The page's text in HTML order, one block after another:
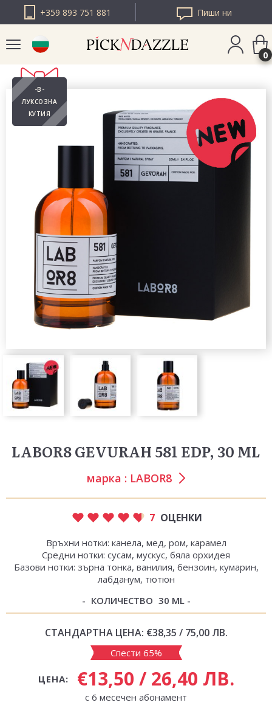
+359 893 751 881 Пиши ни
PICK N DAZZLE
РУМЪНИЯ
PICK N DAZZLE
ЕВРОПА
0
-В-
ЛУКСОЗНА
КУТИЯ
LABOR8 GEVURAH 581 EDP, 30 ML
марка : LABOR8
7 ОЦЕНКИ
Връхни нотки: канела, мед, ром, карамел
Средни нотки: сусам, мускус, бяла орхидея
Базови нотки: зърна тонка, ванилия, бензоин, кумарин,
лабданум, тютюн
КОЛИЧЕСТВО 30 ML
СТАНДАРТНА ЦЕНА: €38,35 / 75,00 ЛВ.
Спести 65%
ЦЕНА: €13,50 / 26,40 ЛВ.
с 6 месечен абонамент